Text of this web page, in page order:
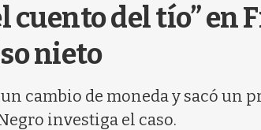
cuento del tío” en
nieto
cambio de moneda y sacó un
investiga el caso.